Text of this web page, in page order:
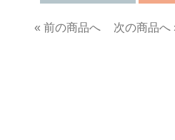
« 前の商品へ 次の商品へ